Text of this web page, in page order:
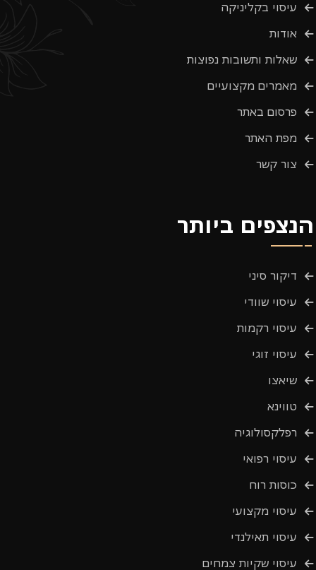
עיסוי בקליניקה
אודות
שאלות ותשובות נפוצות
מאמרים מקצועיים
פרסום באתר
מפת האתר
צור קשר
הנצפים ביותר
דיקור סיני
עיסוי שוודי
עיסוי רקמות
עיסוי זוגי
שיאצו
טווינא
רפלקסולוגיה
עיסוי רפואי
כוסות רוח
עיסוי מקצועי
עיסוי תאילנדי
עיסוי שקיות צמחים